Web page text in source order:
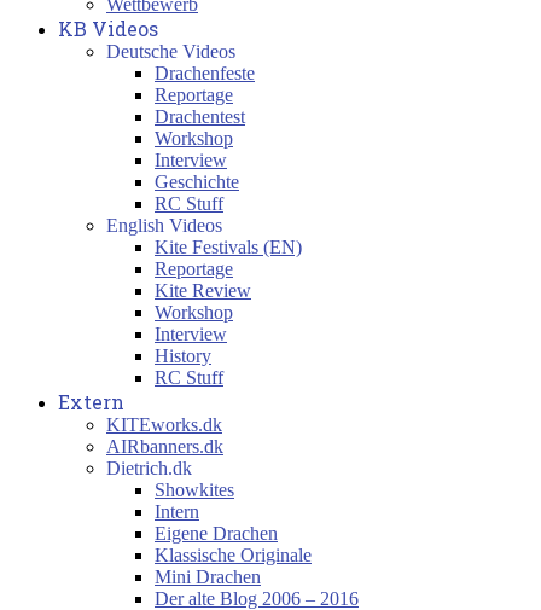
Wettbewerb
KB Videos
Deutsche Videos
Drachenfeste
Reportage
Drachentest
Workshop
Interview
Geschichte
RC Stuff
English Videos
Kite Festivals (EN)
Reportage
Kite Review
Workshop
Interview
History
RC Stuff
Extern
KITEworks.dk
AIRbanners.dk
Dietrich.dk
Showkites
Intern
Eigene Drachen
Klassische Originale
Mini Drachen
Der alte Blog 2006 – 2016